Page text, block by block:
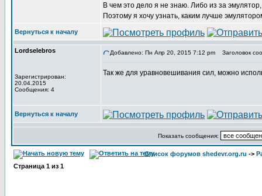
В чем это дело я не знаю. Либо из за
Поэтому я xочу узнать, каким лучше
Вернуться к началу
Lordselebros
Зарегистрирован:
20.04.2015
Сообщения: 4
Добавлено: Пн Апр 20, 2015 7:12 pm Заголовок
Так же для уравновешивания сил, можно
Вернуться к началу
Показать сообщения:
Список форумов shedevr.org.ru ->
Страница 1 из 1